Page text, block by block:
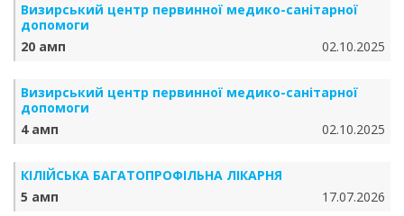
Визирський центр первинної медико-санітарної
допомоги
20 амп
02.10.2025
Визирський центр первинної медико-санітарної
допомоги
4 амп
02.10.2025
КІЛІЙСЬКА БАГАТОПРОФІЛЬНА ЛІКАРНЯ
5 амп
17.07.2026